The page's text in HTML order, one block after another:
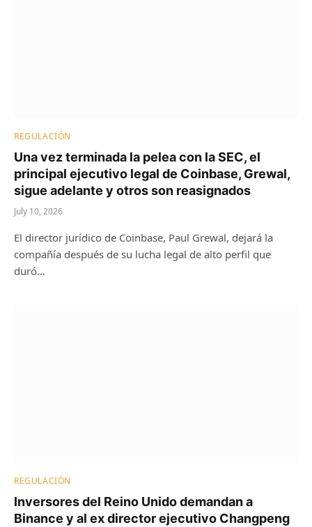
REGULACIÓN
Una vez terminada la pelea con la SEC, el
principal ejecutivo legal de Coinbase, Grewal,
sigue adelante y otros son reasignados
July 10, 2026
El director jurídico de Coinbase, Paul Grewal, dejará la
compañía después de su lucha legal de alto perfil que
duró…
REGULACIÓN
Inversores del Reino Unido demandan a
Binance y al ex director ejecutivo Changpeng